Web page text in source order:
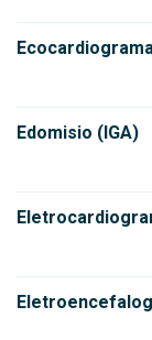
Edomisio (IGA)